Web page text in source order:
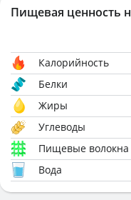
Пищевая ценность
Калорийность
Белки
Жиры
Углеводы
Пищевые волокна
Вода